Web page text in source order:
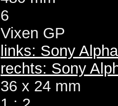
6
Vixen GP
links: Sony
rechts: Sony
36 x 24 mm